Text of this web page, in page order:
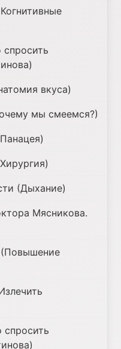
вкуса)
мы смеемся?)
(Дыхание)
Мясникова.
спросить